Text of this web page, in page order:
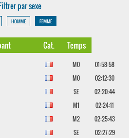
par sexe
HOMME FEMME
Cat. Temps
M0
01:58:58
M0
02:12:30
SE
02:20:44
M1
02:24:11
M2
02:25:43
SE
02:27:29